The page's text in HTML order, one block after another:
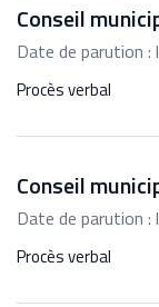
Conseil
Date de parution :
Procès verbal
Conseil
Date de parution
Procès verbal